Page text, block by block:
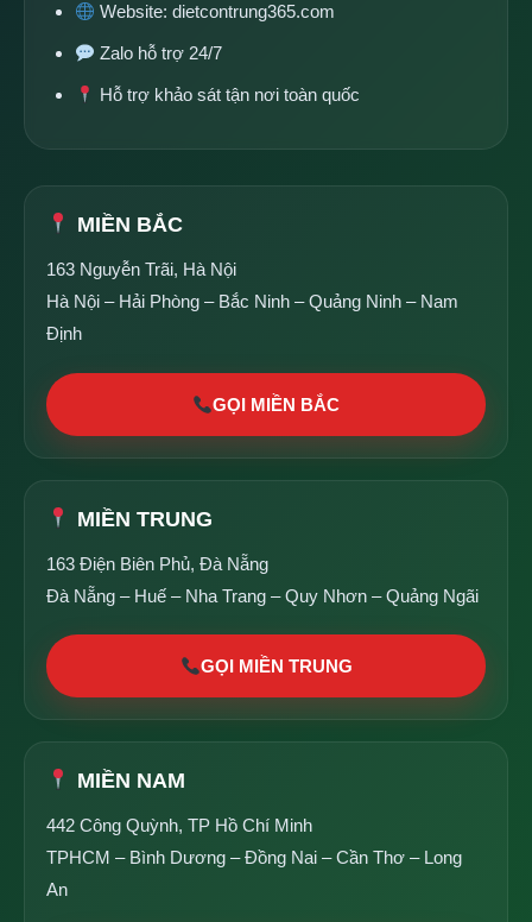
Website:dietcontrung365.com
Zalo hỗ trợ 24/7
Hỗ trợ khảo sát tận nơi toàn quốc
MIỀN BẮC
163 Nguyễn Trãi, Hà Nội
Hà Nội – Hải Phòng – Bắc Ninh – Quảng Ninh – Nam
Định
GỌI MIỀN BẮC
MIỀN TRUNG
163 Điện Biên Phủ, Đà Nẵng
Đà Nẵng – Huế – Nha Trang – Quy Nhơn – Quảng Ngãi
GỌI MIỀN TRUNG
MIỀN NAM
442 Công Quỳnh, TP Hồ Chí Minh
TPHCM – Bình Dương – Đồng Nai – Cần Thơ – Long
An